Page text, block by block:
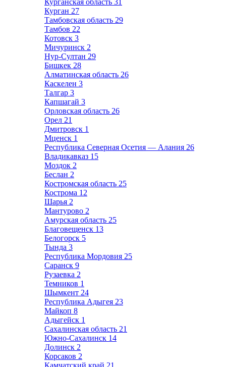
Курганская область 31
Курган 27
Тамбовская область 29
Тамбов 22
Котовск 3
Мичуринск 2
Нур-Султан 29
Бишкек 28
Алматинская область 26
Каскелен 3
Талгар 3
Капшагай 3
Орловская область 26
Орел 21
Дмитровск 1
Мценск 1
Республика Северная Осетия — Алания 26
Владикавказ 15
Моздок 2
Беслан 2
Костромская область 25
Кострома 12
Шарья 2
Мантурово 2
Амурская область 25
Благовещенск 13
Белогорск 5
Тында 3
Республика Мордовия 25
Саранск 9
Рузаевка 2
Темников 1
Шымкент 24
Республика Адыгея 23
Майкоп 8
Адыгейск 1
Сахалинская область 21
Южно-Сахалинск 14
Долинск 2
Корсаков 2
Камчатский край 21